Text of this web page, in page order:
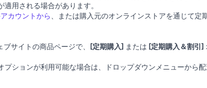
用される場合があります。
カウントから
、または購入元のオンラインストアを通じて定
ブサイトの商品ページで、 [定期購入] または [定期購入＆割引]
プションが利用可能な場合は、ドロップダウンメニューから